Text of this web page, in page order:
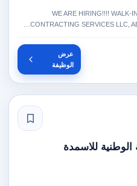
WE ARE HIRING!!!! WALK-
CONTRACTING SERVICES LLC,
عرض
الوظيفة
للاسمدة